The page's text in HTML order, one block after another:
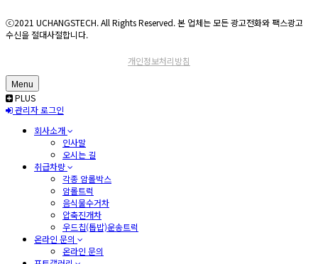
ⓒ2021 UCHANGSTECH. All Rights Reserved. 본 업체는 모든 광고전화와 팩스광고
수신을 절대사절합니다.
개인정보처리방침
Menu
PLUS
관리자 로그인
회사소개
인사말
오시는 길
취급차량
각종 암롤박스
암롤트럭
음식물수거차
압축진개차
우드칩(톱밥)운송트럭
온라인 문의
온라인 문의